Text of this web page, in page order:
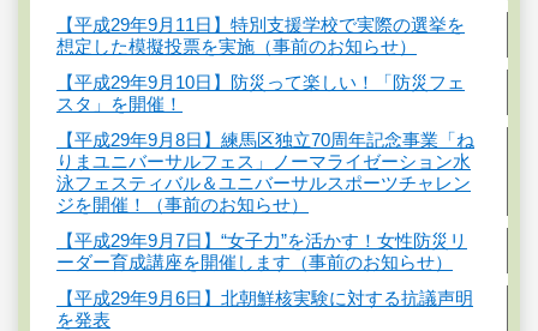
【平成29年9月11日】特別支援学校で実際の選挙を
想定した模擬投票を実施（事前のお知らせ）
【平成29年9月10日】防災って楽しい！「防災フェ
スタ」を開催！
【平成29年9月8日】練馬区独立70周年記念事業「ね
りまユニバーサルフェス」ノーマライゼーション水
泳フェスティバル＆ユニバーサルスポーツチャレン
ジを開催！（事前のお知らせ）
【平成29年9月7日】“女子力”を活かす！女性防災リ
ーダー育成講座を開催します（事前のお知らせ）
【平成29年9月6日】北朝鮮核実験に対する抗議声明
を発表